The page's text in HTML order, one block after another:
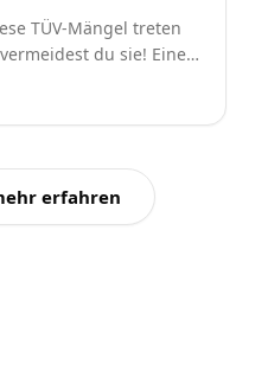
TÜV-Mängel treten
du sie! Eine
erfahren